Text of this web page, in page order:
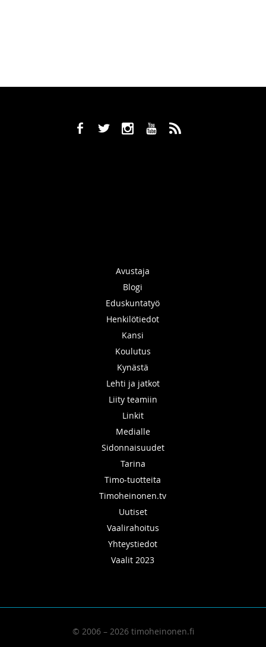
b a x r ,
Avustaja
Blogi
Eduskuntatyö
Henkilötiedot
Kansi
Koulutus
Kynästä
Lehti ja jatkot
Liity teamiin
Linkit
Medialle
Sidonnaisuudet
Tarina
Timo-tuotteita
Timoheinonen.tv
Uutiset
Vaalirahoitus
Yhteystiedot
Vaalit 2023
© 2006 – 2026 timoheinonen.fi